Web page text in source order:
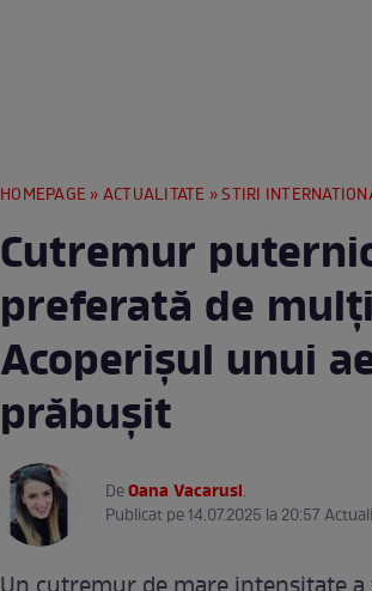
HOMEPAGE »ACTUALITATE »STIRI
Cutremur
preferată de
Acoperișul unui
prăbușit
DeOana Vacarusi.
Publicat pe 14.07.2025 la 20:57